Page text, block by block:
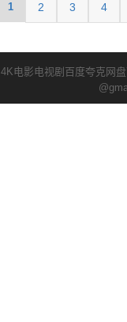
1 2 3 4
电影电视剧百度夸克网